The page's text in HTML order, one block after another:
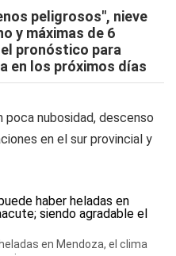
peligrosos", nieve
y máximas de 6
pronóstico para
en los próximos días
poca nubosidad, descenso
en el sur provincial y
en Mendoza, el clima